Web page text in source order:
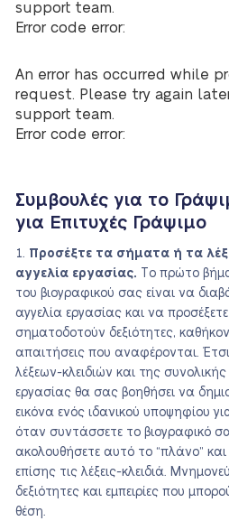
support team.
Error code error:
An error has occurred while
request. Please try again
support team.
Error code error:
Συμβουλές για το
για Επιτυχές Γράψιμο
Προσέξτε τα σήματα ή τα
αγγελία εργασίας. Το πρώτο
του βιογραφικού σας είναι να
αγγελία εργασίας και να προσέξετε
σηματοδοτούν δεξιότητες,
απαιτήσεις που αναφέρονται.
λέξεων-κλειδιών και της
εργασίας θα σας βοηθήσει να
εικόνα ενός ιδανικού υποψηφίου
όταν συντάσσετε το βιογραφικό
ακολουθήσετε αυτό το “πλάνο”
επίσης τις λέξεις-κλειδιά.
δεξιότητες και εμπειρίες που
θέση.